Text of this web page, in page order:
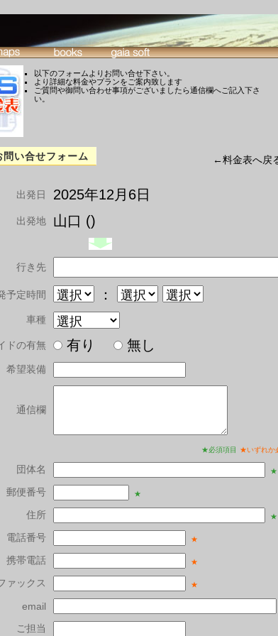
以下のフォームよりお問い合せ下さい。
より詳細な料金やプランをご案内致します
ご質問や御問い合わせ事項がございましたら通信欄へご記入下さ
い。
問い合せフォーム ←料金表へ戻
出発日 2025年12月6日
出発地 山口 ()
行き先
予定時間 ：
車種
ドの有無 有り 無し
希望装備
通信欄
★必須項目 ★いずれか
団体名 ★
郵便番号 ★
住所 ★
電話番号 ★
携帯電話 ★
ァックス ★
email
ご担当